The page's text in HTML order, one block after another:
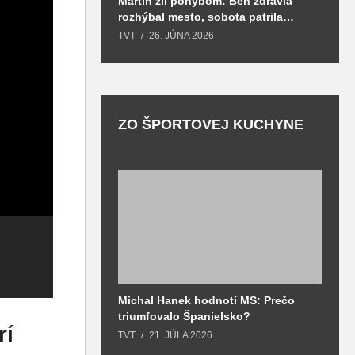
Tomáša Zanovita
Deti zo ZŠ
Dolinského sa
hrali tak, ako
rozhýbal mesto, sobota patrila
zdraviu a prevencii
TVT 26. JÚNA 2026
ZO ŠPORTOVEJ KUCHYNE
Michal Hanek hodnotí MS: Prečo
triumfovalo Španielsko?
TVT 21. JÚLA 2026